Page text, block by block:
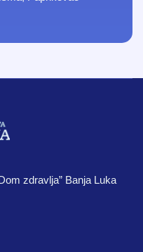
zdravlja” Banja Luka